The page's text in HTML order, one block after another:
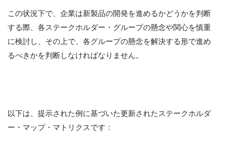
この状況下で、企業は新製品の開発を進めるかどうかを判断
する際、各ステークホルダー・グループの懸念や関心を慎重
に検討し、その上で、各グループの懸念を解決する形で進め
るべきかを判断しなければなりません。
以下は、提示された例に基づいた更新されたステークホルダ
ー・マップ・マトリクスです：